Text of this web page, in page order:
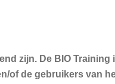
zijn. De BIO Training
of de gebruikers van